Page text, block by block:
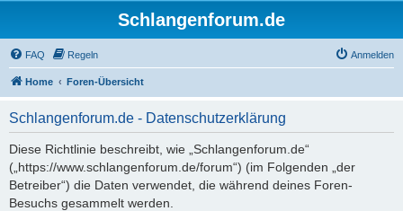
Schlangenforum.de
FAQ Regeln Anmelden
Home Foren-Übersicht
Schlangenforum.de - Datenschutzerklärung
Diese Richtlinie beschreibt, wie „Schlangenforum.de“
(„https://www.schlangenforum.de/forum“) (im Folgenden „der
Betreiber“) die Daten verwendet, die während deines Foren-
Besuchs gesammelt werden.